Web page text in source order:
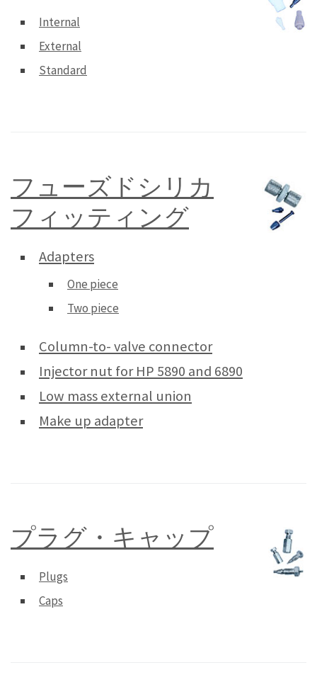
Internal
External
Standard
フューズドシリカ
フィッティング
Adapters
One piece
Two piece
Column-to- valve connector
Injector nut for HP 5890 and 6890
Low mass external union
Make up adapter
プラグ・キャップ
Plugs
Caps